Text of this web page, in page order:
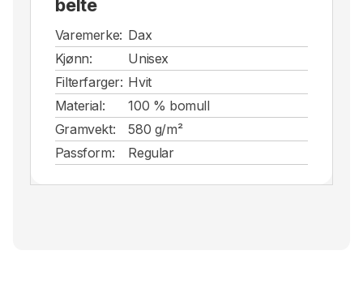
belte
Varemerke: Dax
Kjønn:
Unisex
Filterfarger: Hvit
Material:
100 % bomull
Gramvekt:
580 g/m²
Passform:
Regular